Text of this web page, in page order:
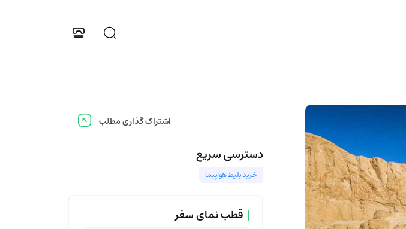
اشتراک گذاری مطلب
دسترسی سریع
خرید بلیط هواپیما
| قطب نمای سفر